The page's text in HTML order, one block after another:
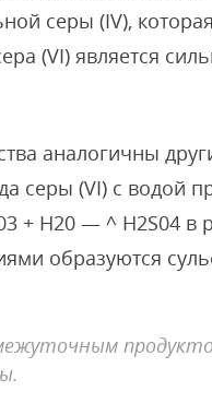
серы (IV),
(VI) является
аналогичны
серы (VI) с водой
+ H20 — ^ H2S04 в
образуются